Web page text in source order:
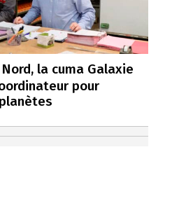
la cuma Galaxie
pour